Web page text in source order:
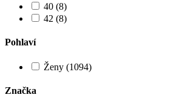
40 (8)
42 (8)
Pohlaví
Ženy (1094)
Značka